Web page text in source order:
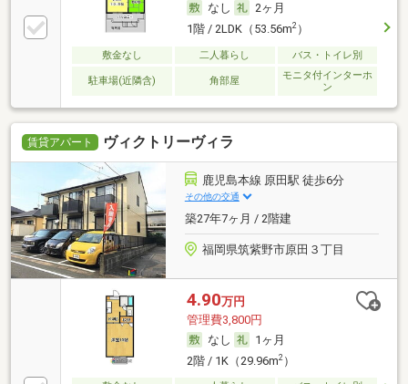
なし
2ヶ月
1階 / 2LDK（53.56m2）
敷金なし 二人暮らし バス・トイレ別
駐車場(近隣含) 角部屋
モニタ付インターホ
ン
賃貸アパート ヴィクトリーヴィラ
鹿児島本線 原田駅 徒歩6分
その他の交通
築27年7ヶ月 / 2階建
福岡県筑紫野市原田３丁目
4.90万円
管理費3,800円
なし
1ヶ月
2階 / 1K（29.96m2）